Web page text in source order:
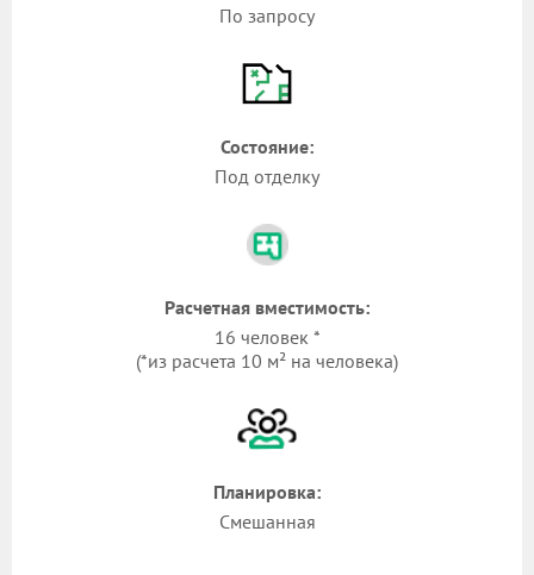
По запросу
Состояние:
Под отделку
Расчетная вместимость:
16 человек *
(*из расчета 10 м² на человека)
Планировка:
Смешанная